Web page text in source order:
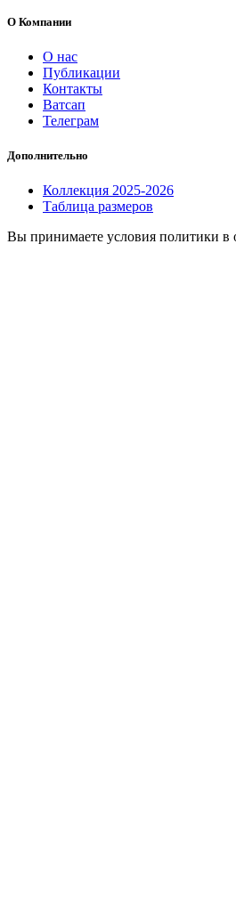
О Компании
О нас
Публикации
Контакты
Ватсап
Телеграм
Дополнительно
Коллекция 2025-2026
Таблица размеров
Вы принимаете условия политики в